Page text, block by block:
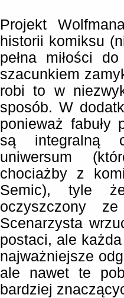
Projekt
historii komiksu
pełna miłości
szacunkiem
robi to w
sposób. W
ponieważ fabuły
są integralną
uniwersum
chociażby z
Semic), tyle
oczyszczony
Scenarzysta
postaci, ale
najważniejsze
ale nawet te
bardziej